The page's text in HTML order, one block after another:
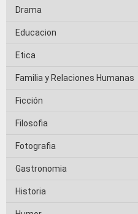
Drama
Educacion
Etica
Familia y Relaciones Humanas
Ficción
Filosofia
Fotografia
Gastronomia
Historia